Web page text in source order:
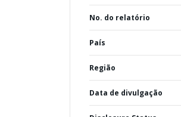
No. do relatório
País
Região
Data de divulgação